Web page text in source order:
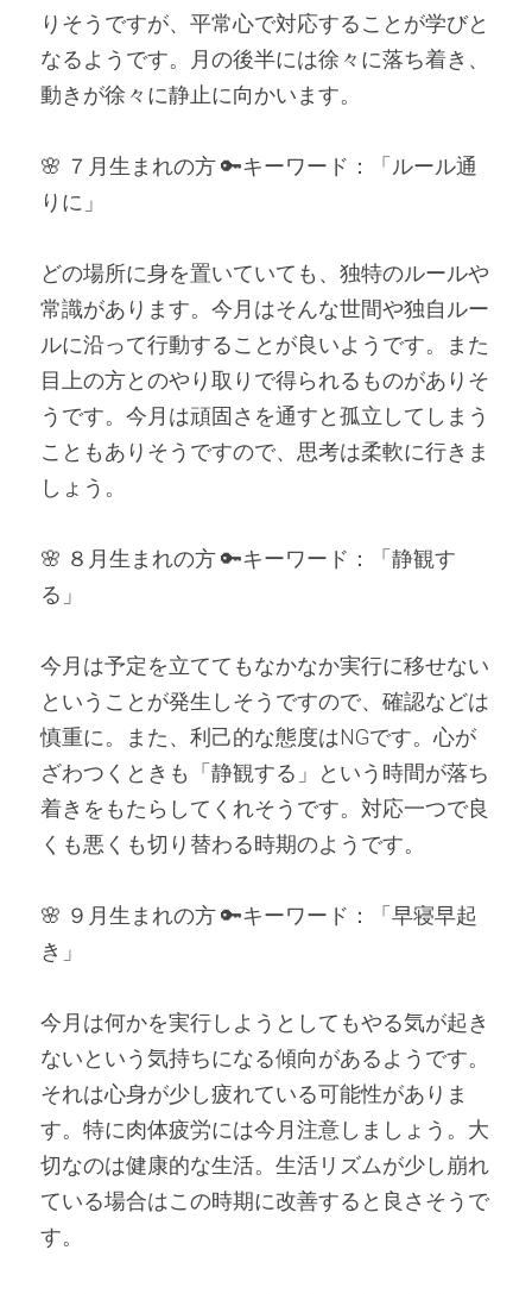
りそうですが、平常心で対応することが学びと
なるようです。月の後半には徐々に落ち着き、
動きが徐々に静止に向かいます。
🌸 ７月生まれの方 🔑キーワード：「ルール通
りに」
どの場所に身を置いていても、独特のルールや
常識があります。今月はそんな世間や独自ルー
ルに沿って行動することが良いようです。また
目上の方とのやり取りで得られるものがありそ
うです。今月は頑固さを通すと孤立してしまう
こともありそうですので、思考は柔軟に行きま
しょう。
🌸 ８月生まれの方 🔑キーワード：「静観す
る」
今月は予定を立ててもなかなか実行に移せない
ということが発生しそうですので、確認などは
慎重に。また、利己的な態度はNGです。心が
ざわつくときも「静観する」という時間が落ち
着きをもたらしてくれそうです。対応一つで良
くも悪くも切り替わる時期のようです。
🌸 ９月生まれの方 🔑キーワード：「早寝早起
き」
今月は何かを実行しようとしてもやる気が起き
ないという気持ちになる傾向があるようです。
それは心身が少し疲れている可能性がありま
す。特に肉体疲労には今月注意しましょう。大
切なのは健康的な生活。生活リズムが少し崩れ
ている場合はこの時期に改善すると良さそうで
す。